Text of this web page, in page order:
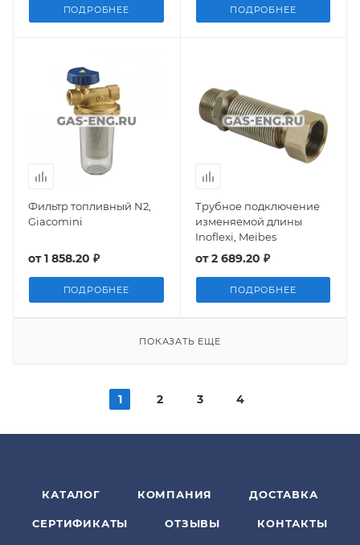
ПОДРОБНЕЕ ПОДРОБНЕЕ
Фильтр топливный N2,
Giacomini
от1 858.20 ₽
ПОДРОБНЕЕ
Трубное подключение
изменяемой длины
Inoflexi, Meibes
от2 689.20 ₽
ПОДРОБНЕЕ
ПОКАЗАТЬ ЕЩЕ
1 2 3 4
КАТАЛОГ КОМПАНИЯ ДОСТАВКА
СЕРТИФИКАТЫ ОТЗЫВЫ КОНТАКТЫ